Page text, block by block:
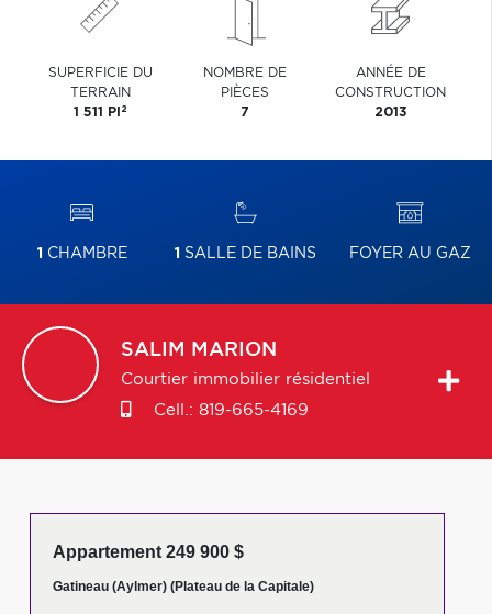
SUPERFICIE DU
TERRAIN
1 511 PI 2
NOMBRE DE
PIÈCES
7
ANNÉE DE
CONSTRUCTION
2013
1 CHAMBRE 1 SALLE DE BAINS FOYER AU GAZ
SALIM MARION
Courtier immobilier résidentiel
Cell.: 819-665-4169
Appartement 249 900 $
Gatineau (Aylmer) (Plateau de la Capitale)